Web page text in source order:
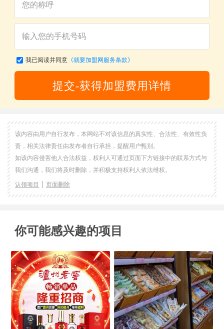
我已阅读并同意《就要加盟网服务条款》
提交-获得加盟费用详情
该内容由用户自行发布，本网站不对该信息的真实性、合法性、有效性负
责，相关法律责任由发布者自行承担，提醒用户甄别。
如该内容侵害他人合法权益，权利人可通过页面下方链接中的联系方式与
我们沟通，我们将及时删除，并积极支持权利人依法维权。
认领项目 页面删除
你可能感兴趣的项目